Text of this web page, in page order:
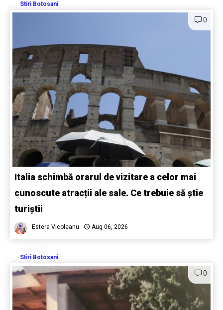
Stiri Botosani
0
Italia schimbă orarul de vizitare a celor mai
cunoscute atracții ale sale. Ce trebuie să știe
turiștii
Estera Vicoleanu Aug 06, 2026
Stiri Botosani
0